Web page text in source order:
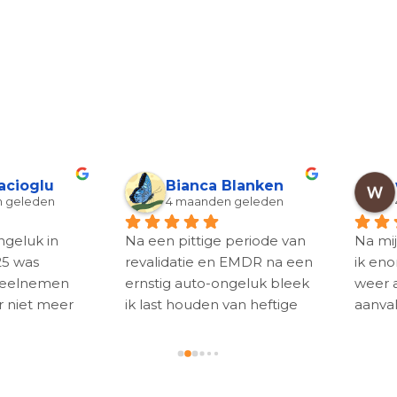
Jennifer Baert
6 maanden geleden
heb ik een auto-
gehad waarbij een
bestuurder op mij
doordat hij niet
Nicole Cornelissen
6 maanden geleden
Echt een aanrader als je
hebt van verkeersangst en
er snel vanaf wilt komen. Ik
had niet verwacht dat ik na